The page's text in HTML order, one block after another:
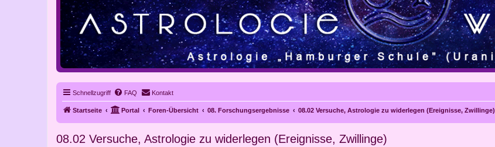
Schnellzugriff FAQ Kontakt
Startseite Portal Foren-Übersicht 08. Forschungsergebnisse 08.02 Versuche, Astrologie zu widerlegen (Ereignisse, Zwillinge)
08.02 Versuche, Astrologie zu widerlegen (Ereignisse, Zwillinge)